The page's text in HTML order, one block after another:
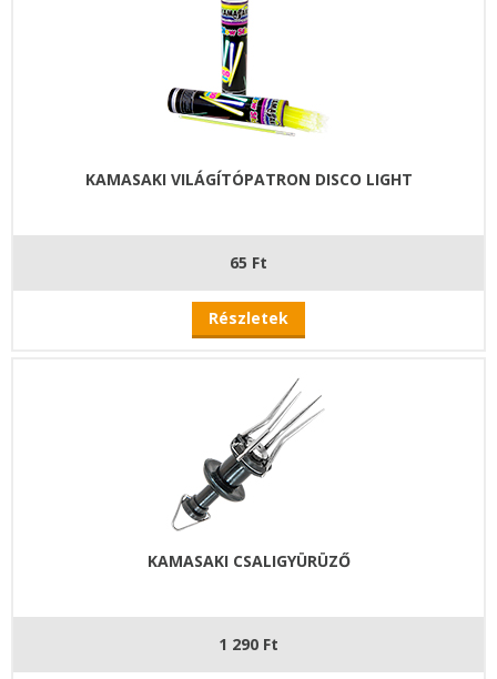
KAMASAKI VILÁGÍTÓPATRON DISCO LIGHT
65 Ft
Részletek
KAMASAKI CSALIGYÜRÜZŐ
1 290 Ft